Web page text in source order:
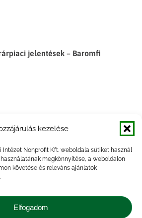
kezelése
Intézet Nonprofit Kft. weboldala sütiket használ
megkönnyítése, a weboldalon
követése és releváns ajánlatok
Elfogadom
jelentések – Baromfi